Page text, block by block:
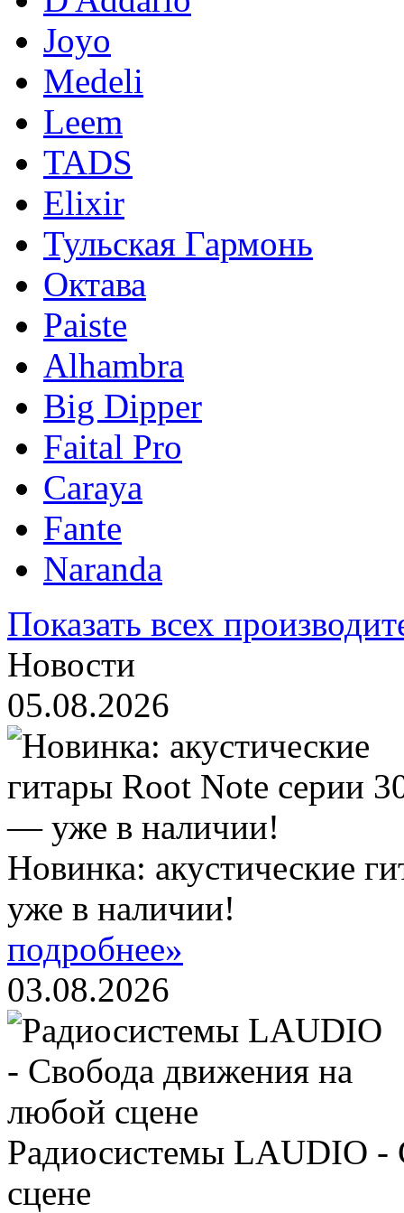
Joyo
Medeli
Leem
TADS
Elixir
Тульская Гармонь
Октава
Paiste
Alhambra
Big Dipper
Faital Pro
Caraya
Fante
Naranda
Показать всех
Новости
05.08.2026
Новинка: акустические
уже в наличии!
подробнее»
03.08.2026
Радиосистемы LAUDIO -
сцене